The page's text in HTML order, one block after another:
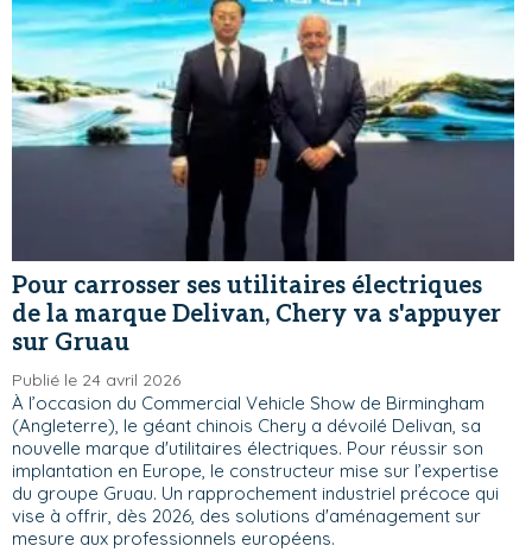
Pour carrosser ses utilitaires électriques
de la marque Delivan, Chery va s'appuyer
sur Gruau
Publié le 24 avril 2026
À l’occasion du Commercial Vehicle Show de Birmingham
(Angleterre), le géant chinois Chery a dévoilé Delivan, sa
nouvelle marque d'utilitaires électriques. Pour réussir son
implantation en Europe, le constructeur mise sur l’expertise
du groupe Gruau. Un rapprochement industriel précoce qui
vise à offrir, dès 2026, des solutions d'aménagement sur
mesure aux professionnels européens.